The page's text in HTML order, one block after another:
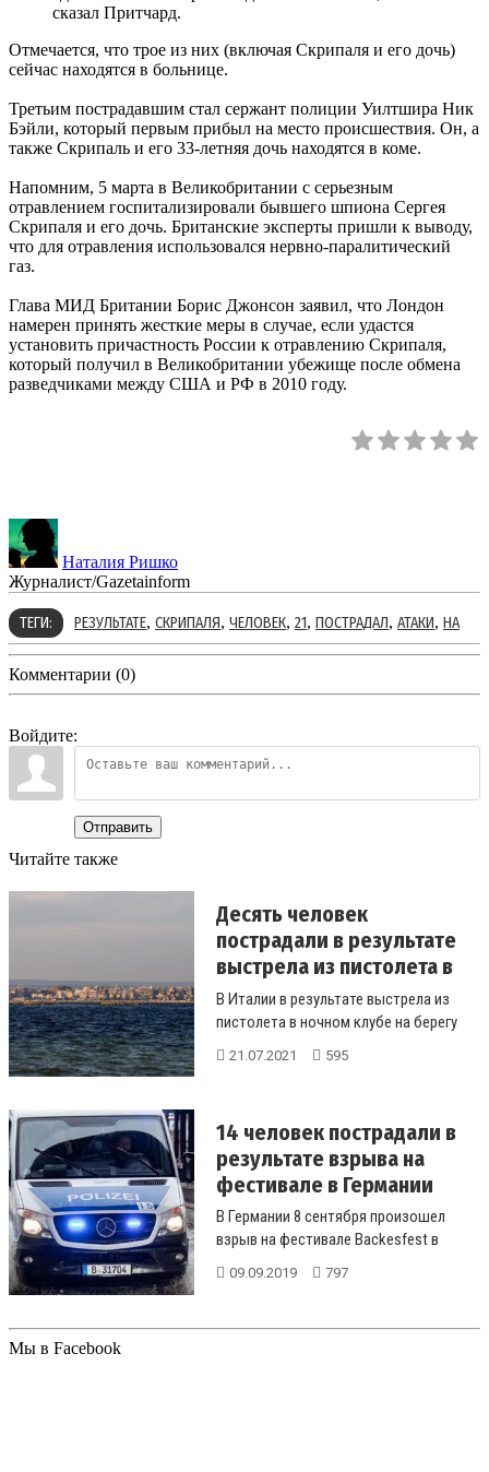
сказал Притчард.
Отмечается, что трое из них (включая Скрипаля и его дочь)
сейчас находятся в больнице.
Третьим пострадавшим стал сержант полиции Уилтшира Ник
Бэйли, который первым прибыл на место происшествия. Он, а
также Скрипаль и его 33-летняя дочь находятся в коме.
Напомним, 5 марта в Великобритании с серьезным
отравлением госпитализировали бывшего шпиона Сергея
Скрипаля и его дочь. Британские эксперты пришли к выводу,
что для отравления использовался нервно-паралитический
газ.
Глава МИД Британии Борис Джонсон заявил, что Лондон
намерен принять жесткие меры в случае, если удастся
установить причастность России к отравлению Скрипаля,
который получил в Великобритании убежище после обмена
разведчиками между США и РФ в 2010 году.
Наталия Ришко
Журналист/Gazetainform
ТЕГИ: РЕЗУЛЬТАТЕ, СКРИПАЛЯ, ЧЕЛОВЕК, 21, ПОСТРАДАЛ, АТАКИ, НА
Комментарии (0)
Войдите:
Отправить
Читайте также
Десять человек
пострадали в результате
выстрела из пистолета в
но...
В Италии в результате выстрела из
пистолета в ночном клубе на берегу
моря в Таранто пострадали десят...
21.07.2021 595
14 человек пострадали в
результате взрыва на
фестивале в Германии
В Германии 8 сентября произошел
взрыв на фестивале Backesfest в
городе Фройденберг, сообщило
09.09.2019 797
Мы в Facebook